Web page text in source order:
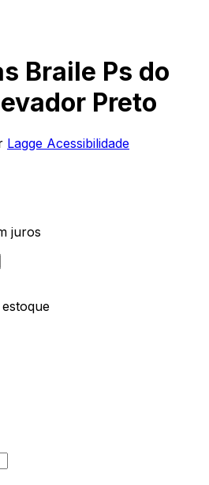
Braile Ps do
Preto
Lagge Acessibilidade
juros